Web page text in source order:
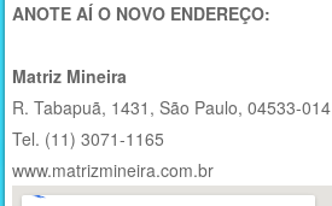
ANOTE AÍ O NOVO ENDEREÇO:
Matriz Mineira
R. Tabapuã, 1431, São Paulo, 04533-014 ‎
Tel. (11) 3071-1165
www.‎matrizmineira.com.br